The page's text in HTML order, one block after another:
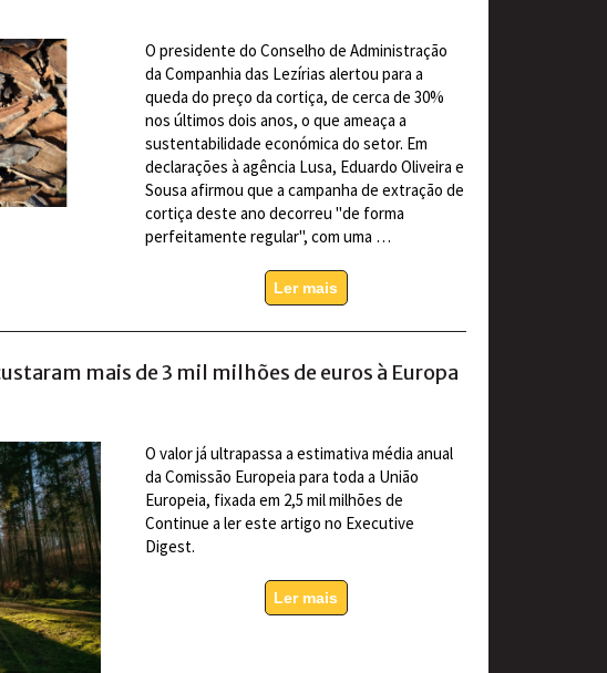
O presidente do Conselho de Administração
da Companhia das Lezírias alertou para a
queda do preço da cortiça, de cerca de 30%
nos últimos dois anos, o que ameaça a
sustentabilidade económica do setor. Em
declarações à agência Lusa, Eduardo Oliveira e
Sousa afirmou que a campanha de extração de
cortiça deste ano decorreu "de forma
perfeitamente regular", com uma …
Ler mais
mais de 3 mil milhões de euros à Europa
O valor já ultrapassa a estimativa média anual
da Comissão Europeia para toda a União
Europeia, fixada em 2,5 mil milhões de
Continue a ler este artigo no Executive
Digest.
Ler mais